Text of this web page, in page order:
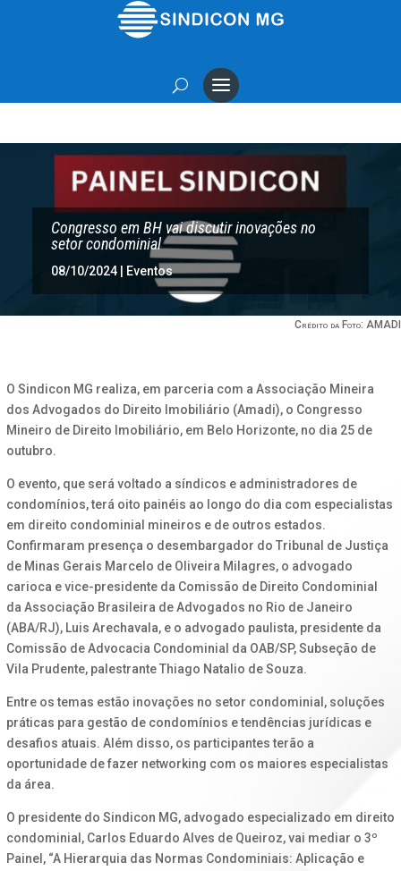
Congresso em BH vai discutir inovações no
setor condominial
08/10/2024| Eventos
Crédito da Foto: AMADI
O Sindicon MG realiza, em parceria com a Associação Mineira
dos Advogados do Direito Imobiliário (Amadi), o Congresso
Mineiro de Direito Imobiliário, em Belo Horizonte, no dia 25 de
outubro.
O evento, que será voltado a síndicos e administradores de
condomínios, terá oito painéis ao longo do dia com especialistas
em direito condominial mineiros e de outros estados.
Confirmaram presença o desembargador do Tribunal de Justiça
de Minas Gerais Marcelo de Oliveira Milagres, o advogado
carioca e vice-presidente da Comissão de Direito Condominial
da Associação Brasileira de Advogados no Rio de Janeiro
(ABA/RJ), Luis Arechavala, e o advogado paulista, presidente da
Comissão de Advocacia Condominial da OAB/SP, Subseção de
Vila Prudente, palestrante Thiago Natalio de Souza.
Entre os temas estão inovações no setor condominial, soluções
práticas para gestão de condomínios e tendências jurídicas e
desafios atuais. Além disso, os participantes terão a
oportunidade de fazer networking com os maiores especialistas
da área.
O presidente do Sindicon MG, advogado especializado em direito
condominial, Carlos Eduardo Alves de Queiroz, vai mediar o 3º
Painel, “A Hierarquia das Normas Condominiais: Aplicação e